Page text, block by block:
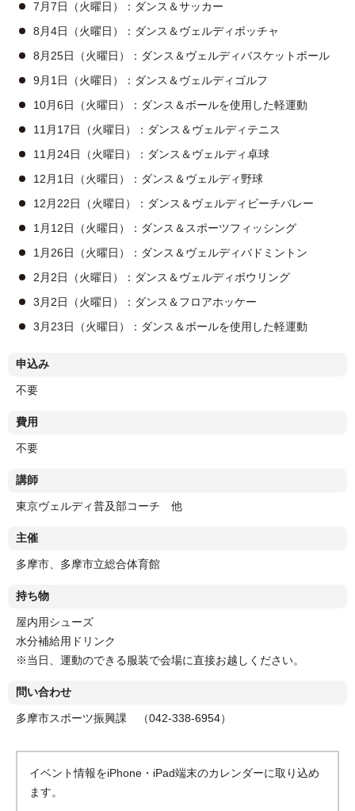
7月7日（火曜日）：ダンス＆サッカー
8月4日（火曜日）：ダンス＆ヴェルディボッチャ
8月25日（火曜日）：ダンス＆ヴェルディバスケットボール
9月1日（火曜日）：ダンス＆ヴェルディゴルフ
10月6日（火曜日）：ダンス＆ボールを使用した軽運動
11月17日（火曜日）：ダンス＆ヴェルディテニス
11月24日（火曜日）：ダンス＆ヴェルディ卓球
12月1日（火曜日）：ダンス＆ヴェルディ野球
12月22日（火曜日）：ダンス＆ヴェルディビーチバレー
1月12日（火曜日）：ダンス＆スポーツフィッシング
1月26日（火曜日）：ダンス＆ヴェルディバドミントン
2月2日（火曜日）：ダンス＆ヴェルディボウリング
3月2日（火曜日）：ダンス＆フロアホッケー
3月23日（火曜日）：ダンス＆ボールを使用した軽運動
申込み
不要
費用
不要
講師
東京ヴェルディ普及部コーチ 他
主催
多摩市、多摩市立総合体育館
持ち物
屋内用シューズ
水分補給用ドリンク
※当日、運動のできる服装で会場に直接お越しください。
問い合わせ
多摩市スポーツ振興課 （042-338-6954）
イベント情報をiPhone・iPad端末のカレンダーに取り込め
ます。